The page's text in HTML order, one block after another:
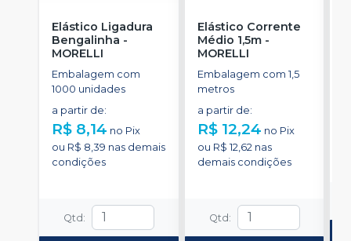
Elástico Ligadura
Bengalinha -
MORELLI
Embalagem com
1000 unidades
a partir de:
R$ 8,14 no Pix
ou R$ 8,39 nas demais
condições
Qtd:
Elástico Corrente
Médio 1,5m-
MORELLI
Embalagem com 1,5
metros
a partir de:
R$ 12,24 no Pix
ou R$ 12,62 nas
demais condições
Qtd: